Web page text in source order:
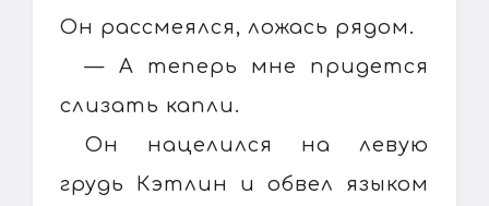
Он рассмеялся, ложась рядом.
— А теперь мне придется
слизать капли.
Он нацелился на левую
грудь Кэтлин и обвел языком